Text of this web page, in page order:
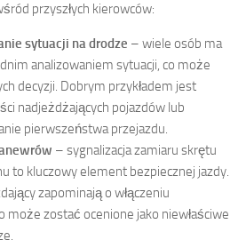
przyszłych kierowców:
sytuacji na drodze – wiele osób ma
analizowaniem sytuacji, co może
decyzji. Dobrym przykładem jest
nadjeżdżających pojazdów lub
pierwszeństwa przejazdu.
– sygnalizacja zamiaru skrętu
to kluczowy element bezpiecznej jazdy.
zapominają o włączeniu
może zostać ocenione jako niewłaściwe